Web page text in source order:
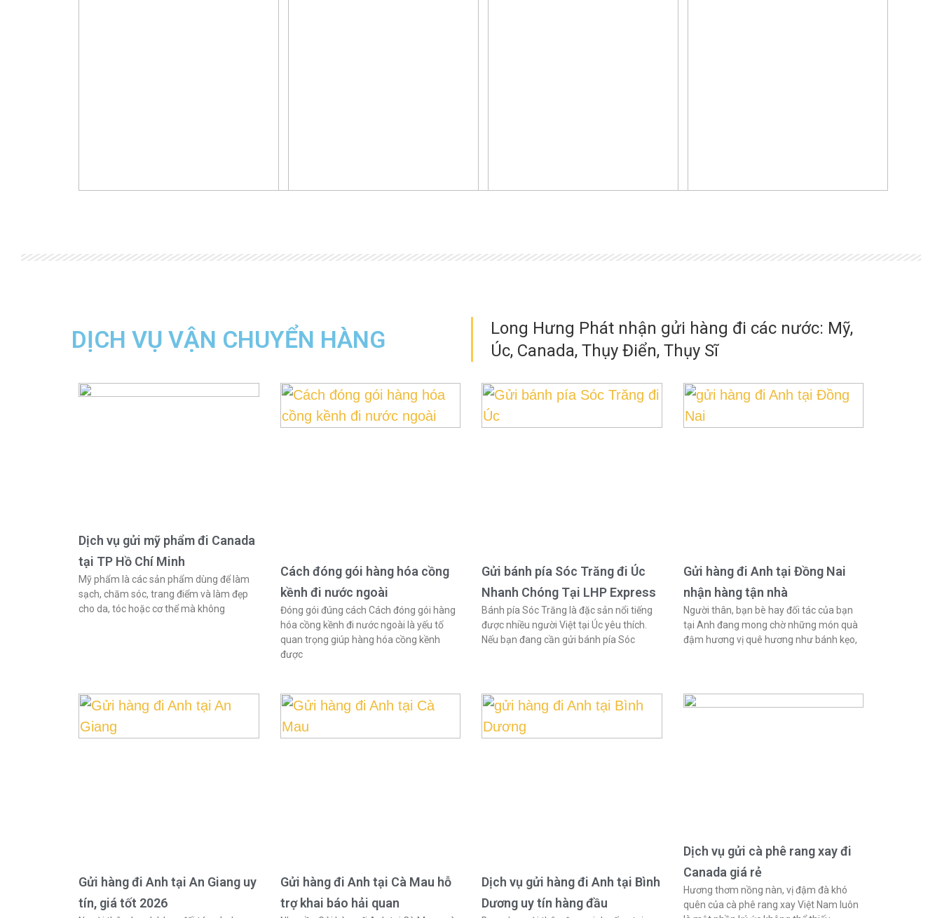
DỊCH VỤ VẬN CHUYỂN HÀNG
Long Hưng Phát nhận gửi hàng đi các nước: Mỹ,
Úc, Canada, Thụy Điển, Thụy Sĩ
Dịch vụ gửi mỹ phẩm đi Canada
tại TP Hồ Chí Minh
Mỹ phẩm là các sản phẩm dùng để làm
sạch, chăm sóc, trang điểm và làm đẹp
cho da, tóc hoặc cơ thể mà không
Cách đóng gói hàng hóa cồng
kềnh đi nước ngoài
Đóng gói đúng cách Cách đóng gói hàng
hóa cồng kềnh đi nước ngoài là yếu tố
quan trọng giúp hàng hóa cồng kềnh
được
Gửi bánh pía Sóc Trăng đi Úc
Nhanh Chóng Tại LHP Express
Bánh pía Sóc Trăng là đặc sản nổi tiếng
được nhiều người Việt tại Úc yêu thích.
Nếu bạn đang cần gửi bánh pía Sóc
Gửi hàng đi Anh tại Đồng Nai
nhận hàng tận nhà
Người thân, bạn bè hay đối tác của bạn
tại Anh đang mong chờ những món quà
đậm hương vị quê hương như bánh kẹo,
Gửi hàng đi Anh tại An Giang uy
tín, giá tốt 2026
Gửi hàng đi Anh tại Cà Mau hỗ
trợ khai báo hải quan
Dịch vụ gửi hàng đi Anh tại Bình
Dương uy tín hàng đầu
Dịch vụ gửi cà phê rang xay đi
Canada giá rẻ
Hương thơm nồng nàn, vị đậm đà khó
quên của cà phê rang xay Việt Nam luôn